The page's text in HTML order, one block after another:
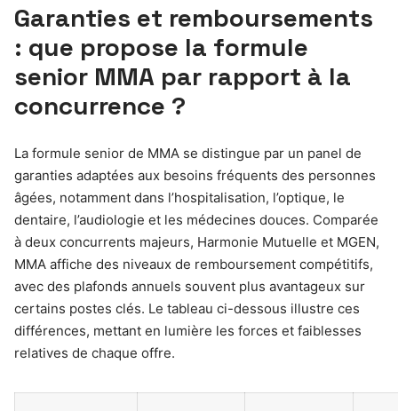
Garanties et remboursements
: que propose la formule
senior MMA par rapport à la
concurrence ?
La formule senior de MMA se distingue par un panel de
garanties adaptées aux besoins fréquents des personnes
âgées, notamment dans l’hospitalisation, l’optique, le
dentaire, l’audiologie et les médecines douces. Comparée
à deux concurrents majeurs, Harmonie Mutuelle et MGEN,
MMA affiche des niveaux de remboursement compétitifs,
avec des plafonds annuels souvent plus avantageux sur
certains postes clés. Le tableau ci-dessous illustre ces
différences, mettant en lumière les forces et faiblesses
relatives de chaque offre.